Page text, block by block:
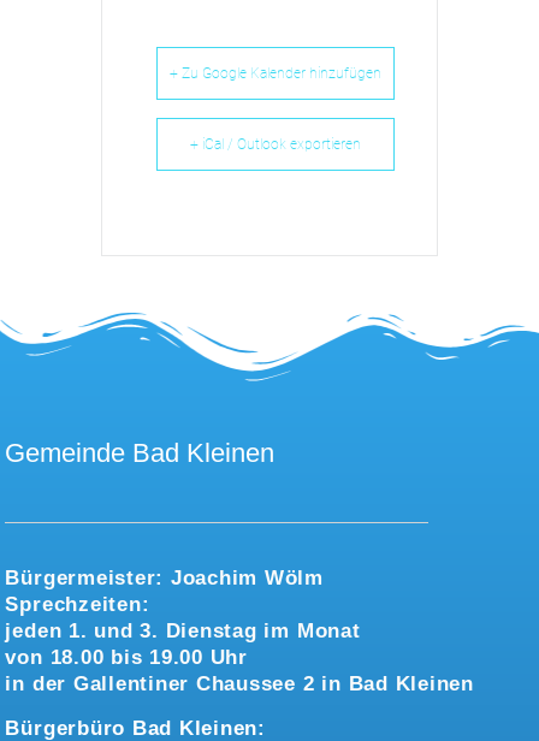
+ Zu Google Kalender hinzufügen
+ iCal / Outlook exportieren
Gemeinde Bad Kleinen
Bürgermeister: Joachim Wölm
Sprechzeiten:
jeden 1. und 3. Dienstag im Monat
von 18.00 bis 19.00 Uhr
in der Gallentiner Chaussee 2 in Bad Kleinen
Bürgerbüro Bad Kleinen: